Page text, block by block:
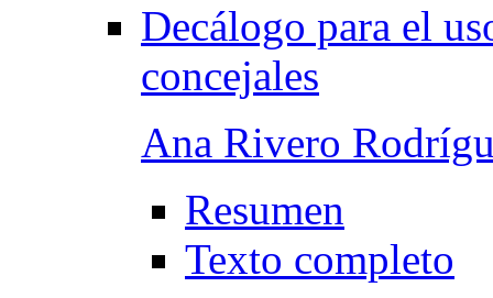
Decálogo para el
concejales
Ana Rivero
Resumen
Texto completo